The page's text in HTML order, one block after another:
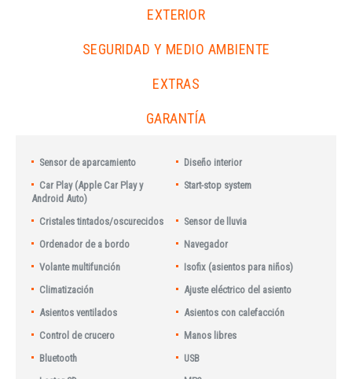
EXTERIOR
SEGURIDAD Y MEDIO AMBIENTE
EXTRAS
GARANTÍA
Sensor de aparcamiento
Diseño interior
Car Play (Apple Car Play y
Android Auto)
Start-stop system
Cristales tintados/oscurecidos
Sensor de lluvia
Ordenador de a bordo
Navegador
Volante multifunción
Isofix (asientos para niños)
Climatización
Ajuste eléctrico del asiento
Asientos ventilados
Asientos con calefacción
Control de crucero
Manos libres
Bluetooth
USB